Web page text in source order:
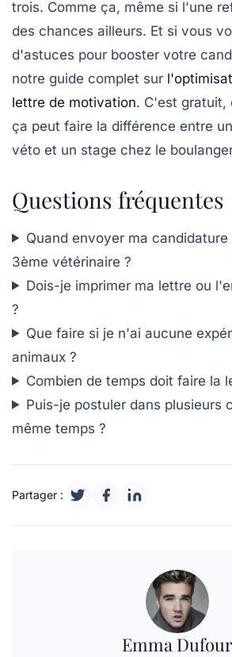
trois. Comme ça, même si l'une
des chances ailleurs. Et si vous
d'astuces pour booster votre
notre guide complet sur
lettre de motivation. C'est gratuit,
ça peut faire la différence entre
véto et un stage chez le
Questions fréquentes
Quand envoyer ma
3ème vétérinaire ?
Dois-je imprimer ma lettre ou
?
Que faire si je n'ai aucune
animaux ?
Combien de temps doit faire la
Puis-je postuler dans plusieurs
même temps ?
Partager :
Emma Dufour